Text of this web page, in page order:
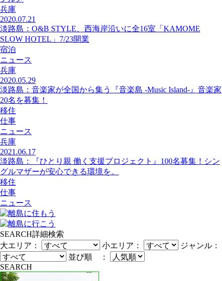
兵庫
2020.07.21
淡路島：O&B STYLE、西海岸沿いに全16室「KAMOME
SLOW HOTEL」7/23開業
宿泊
ニュース
兵庫
2020.05.29
淡路島：音楽家が全国から集う『音楽島 -Music Island-』音楽家
20名を募集！
移住
仕事
ニュース
兵庫
2021.06.17
淡路島：『ひとり親 働く支援プロジェクト』100名募集！シン
グルマザーが安心できる環境を。
移住
仕事
ニュース
SEARCH詳細検索
大エリア：
小エリア：
ジャンル：
並び順 ：
SEARCH